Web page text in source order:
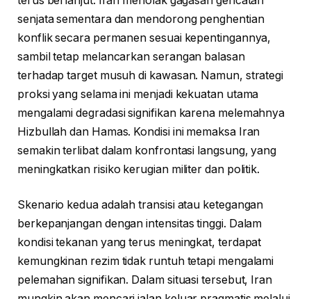
senjata sementara dan mendorong penghentian
konflik secara permanen sesuai kepentingannya,
sambil tetap melancarkan serangan balasan
terhadap target musuh di kawasan. Namun, strategi
proksi yang selama ini menjadi kekuatan utama
mengalami degradasi signifikan karena melemahnya
Hizbullah dan Hamas. Kondisi ini memaksa Iran
semakin terlibat dalam konfrontasi langsung, yang
meningkatkan risiko kerugian militer dan politik.
Skenario kedua adalah transisi atau ketegangan
berkepanjangan dengan intensitas tinggi. Dalam
kondisi tekanan yang terus meningkat, terdapat
kemungkinan rezim tidak runtuh tetapi mengalami
pelemahan signifikan. Dalam situasi tersebut, Iran